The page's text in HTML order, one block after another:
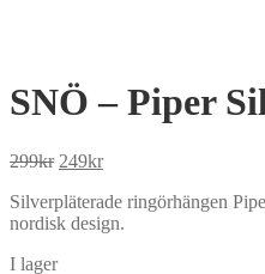
SNÖ – Piper
299kr Det
priset
var:
249krDet
priset
är:
Silverpläterade ringörhängen
nordisk design.
I lager